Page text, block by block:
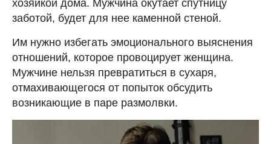
хозяйкой дома. Мужчина окутает спутницу
заботой, будет для нее каменной стеной.
Им нужно избегать эмоционального выяснения
отношений, которое провоцирует женщина.
Мужчине нельзя превратиться в сухаря,
отмахивающегося от попыток обсудить
возникающие в паре размолвки.